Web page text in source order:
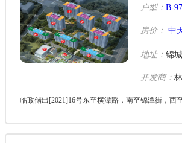
户型： B-
房价： 中
地址： 锦
开发商：
临政储出[2021]16号东至横潭路，南至锦潭街，西